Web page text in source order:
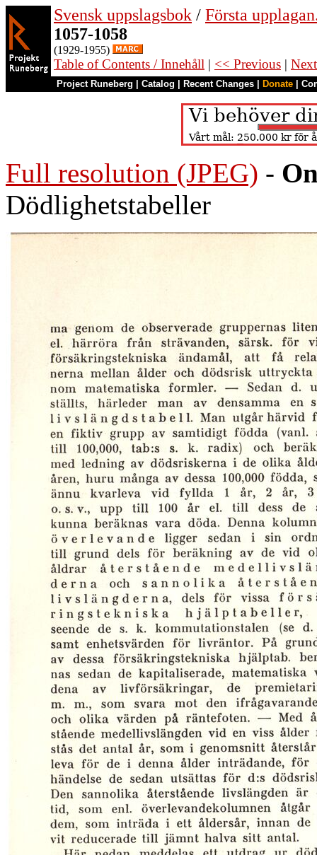
Svensk uppslagsbok / Första
1057-1058
(1929-1955)
Table of Contents / Innehåll | << Previous |
Project Runeberg Catalog Recent Changes Donate
Full resolution (JPEG) -
Dödlighetstabeller